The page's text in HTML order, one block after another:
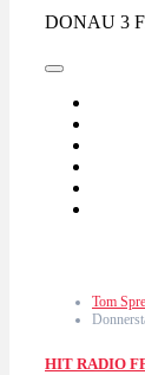
DONAU 3
Tom
HIT RADIO